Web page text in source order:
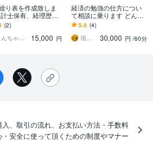
り表を作成致しま
士保有、経理歴約1
滑、丁寧に対応致
。
(2)
こんちゃんやつ
15,000 円
経済の勉強の仕方につい
て相談に乗ります どんな
人でも経済が分かり、面
白くなるようにサポート
します。
5.0 (4)
現役総合商社トレーダー 億り人 翔
30,000 円 /60分
、取引の流れ、お支払い方法・手数料
安全に使って頂くための制度やマナー